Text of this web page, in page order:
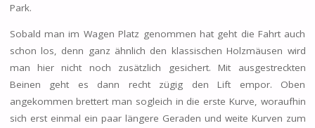
Park.
Sobald man im Wagen Platz genommen hat geht die Fahrt auch
schon los, denn ganz ähnlich den klassischen Holzmäusen wird
man hier nicht noch zusätzlich gesichert. Mit ausgestreckten
Beinen geht es dann recht zügig den Lift empor. Oben
angekommen brettert man sogleich in die erste Kurve, woraufhin
sich erst einmal ein paar längere Geraden und weite Kurven zum